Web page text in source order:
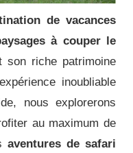
de vacances
à couper le
son riche patrimoine
inoubliable
nous explorerons
au maximum de
aventures de safari